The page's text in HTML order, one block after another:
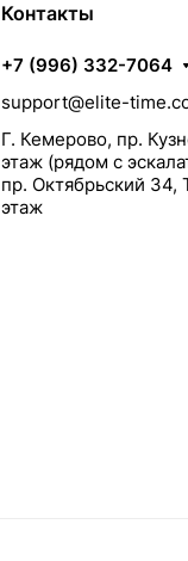
Контакты
+7 (996) 332-7064
support@elite-
Г. Кемерово, пр.
этаж (рядом с
пр. Октябрьский 34,
этаж